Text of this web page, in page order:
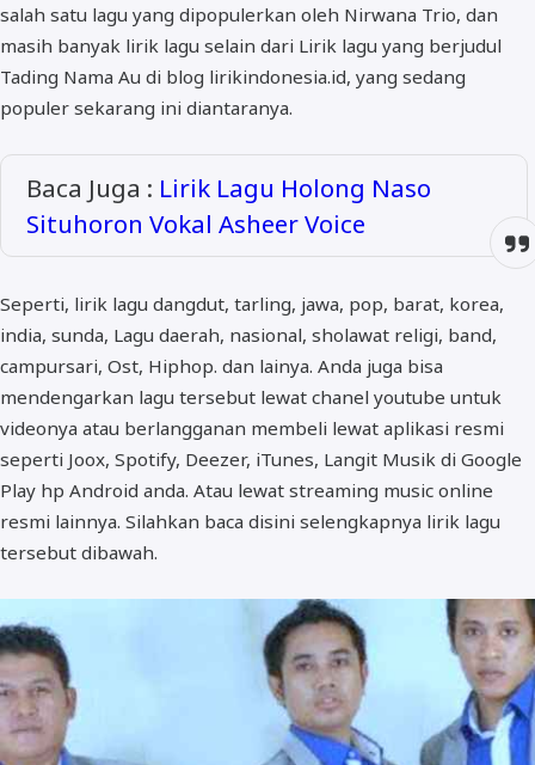
salah satu lagu yang dipopulerkan oleh Nirwana Trio, dan
masih banyak lirik lagu selain dari Lirik lagu yang berjudul
Tading Nama Au di blog lirikindonesia.id, yang sedang
populer sekarang ini diantaranya.
Baca Juga : Lirik Lagu Holong Naso
Situhoron Vokal Asheer Voice
Seperti, lirik lagu dangdut, tarling, jawa, pop, barat, korea,
india, sunda, Lagu daerah, nasional, sholawat religi, band,
campursari, Ost, Hiphop. dan lainya. Anda juga bisa
mendengarkan lagu tersebut lewat chanel youtube untuk
videonya atau berlangganan membeli lewat aplikasi resmi
seperti Joox, Spotify, Deezer, iTunes, Langit Musik di Google
Play hp Android anda. Atau lewat streaming music online
resmi lainnya. Silahkan baca disini selengkapnya lirik lagu
tersebut dibawah.